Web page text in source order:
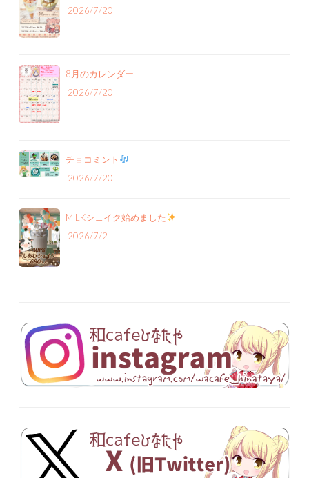
2026/7/20
8月のカレンダー
2026/7/20
チョコミント
2026/7/20
MILKシェイク始めました
2026/7/2